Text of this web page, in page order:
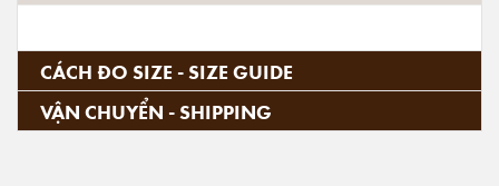
CÁCH ĐO SIZE - SIZE GUIDE
VẬN CHUYỂN - SHIPPING